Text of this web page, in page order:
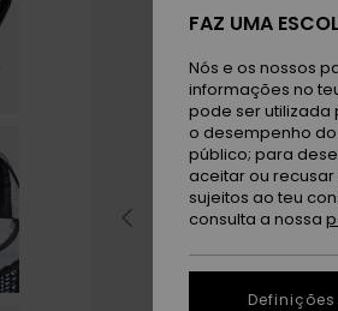
FAZ UMA
Nós e os nossos
informações no
pode ser
o desempenho
público; para
aceitar ou
sujeitos ao teu
consulta a nossa